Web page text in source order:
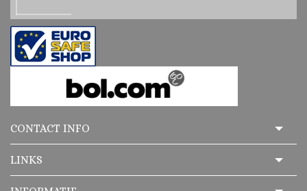
CONTACT INFO
LINKS